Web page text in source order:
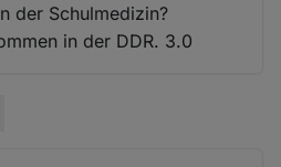
der Schulmedizin?
in der DDR. 3.0